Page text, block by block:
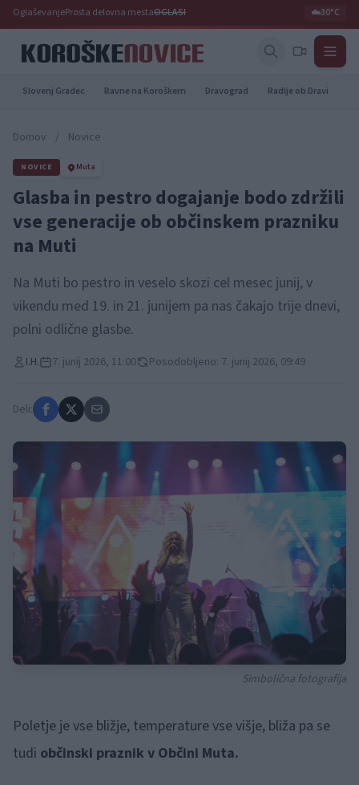
OglaševanjeProsta delovna mestaOGLASI ☁️30°C
Slovenj Gradec Ravne na Koroškem Dravograd Radlje ob Dravi
Domov / Novice
NOVICE Muta
Glasba in pestro dogajanje bodo zdržili
vse generacije ob občinskem prazniku
na Muti
Na Muti bo pestro in veselo skozi cel mesec junij, v
vikendu med 19. in 21. junijem pa nas čakajo trije dnevi,
polni odlične glasbe.
I.H. 7. junij 2026, 11:00 Posodobljeno: 7. junij 2026, 09:49
Deli:
Simbolična fotografija
Poletje je vse bližje, temperature vse višje, bliža pa se
tudi občinski praznik v Občini Muta.